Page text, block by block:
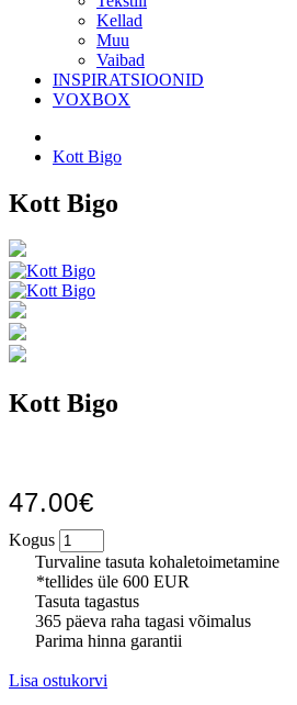
Kellad
Muu
Vaibad
INSPIRATSIOONID
VOXBOX
Kott Bigo
Kott Bigo
Kott Bigo
47.00€
Kogus
Turvaline tasuta kohaletoimetamine
*tellides üle 600 EUR
Tasuta tagastus
365 päeva raha tagasi võimalus
Parima hinna garantii
Lisa ostukorvi